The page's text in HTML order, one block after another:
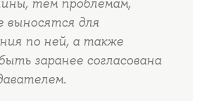
тем проблемам,
выносятся для
по ней, а также
заранее согласована